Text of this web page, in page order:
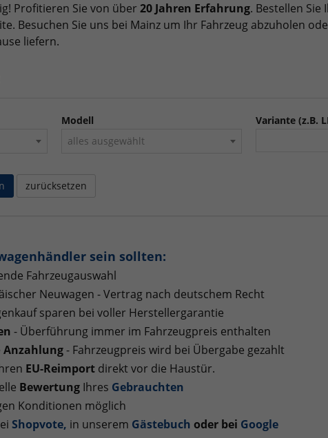
Profitieren Sie von über 20 Jahren Erfahrung. Bestellen Sie
Besuchen Sie uns bei Mainz um Ihr Fahrzeug abzuholen
liefern.
Modell
alles ausgewählt
Variante (z.B.
zurücksetzen
sein sollten:
Fahrzeugauswahl
Neuwagen - Vertrag nach deutschem Recht
sparen bei voller Herstellergarantie
- Überführung immer im Fahrzeugpreis enthalten
Anzahlung- Fahrzeugpreis wird bei Übergabe gezahlt
EU-Reimportdirekt vor die Haustür.
BewertungIhres Gebrauchten
Konditionen möglich
Shopvote, in unserem Gästebuch oder bei Google